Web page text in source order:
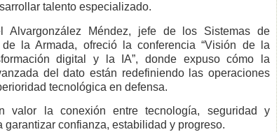
talento especializado.
Alvargonzález Méndez, jefe de los Sistemas de
de la Armada, ofreció la conferencia “Visión de la
digital y la IA”, donde expuso cómo la
del dato están redefiniendo las operaciones
tecnológica en defensa.
valor la conexión entre tecnología, seguridad y
confianza, estabilidad y progreso.